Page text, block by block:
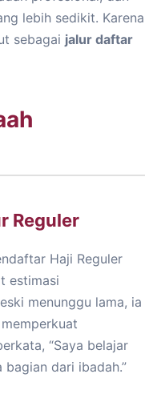
lebih sedikit. Karena
sebagai jalur daftar
Reguler
Haji Reguler
estimasi
menunggu lama, ia
“Saya belajar
dari ibadah.”